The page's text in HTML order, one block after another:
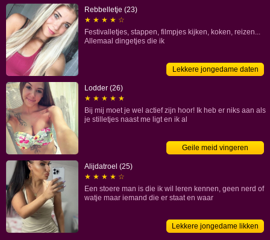
enorm
opgewonden
zijn
zoeken
op
rij
afstand
van
Zuidplas
jongemannen
die
net
als
zij
nu
zin
hebben
om
te
sexdaten!
Rebbelletje (23)
★ ★ ★ ★ ☆
Festivalletjes, stappen, filmpjes kijken, koken, reizen...
Allemaal dingetjes die ik
Lekkere jongedame daten
Lodder (26)
★ ★ ★ ★ ★
Bij mij moet je wel actief zijn hoor! Ik heb er niks aan als
je stilletjes naast me ligt en ik al
Geile meid vingeren
Alijdatroel (25)
★ ★ ★ ★ ☆
Een stoere man is die ik wil leren kennen, geen nerd of
watje maar iemand die er staat en waar
Lekkere jongedame likken